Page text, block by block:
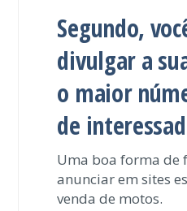
Segundo,
divulgar a
o maior
de
Uma boa forma de
anunciar em sites
venda de motos.